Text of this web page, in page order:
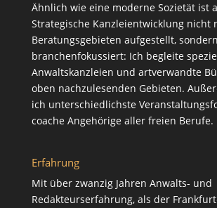
Ähnlich wie eine moderne Sozietät ist
Strategische Kanzleientwicklung nicht
Beratungsgebieten aufgestellt, sondern
branchenfokussiert: Ich begleite
Anwaltskanzleien und artverwandte
oben nachzulesenden Gebieten.
ich unterschiedlichste
coache Angehörige aller freien Berufe.
Erfahrung
Mit über zwanzig Jahren Anwalts- und
Redakteurserfahrung, als der